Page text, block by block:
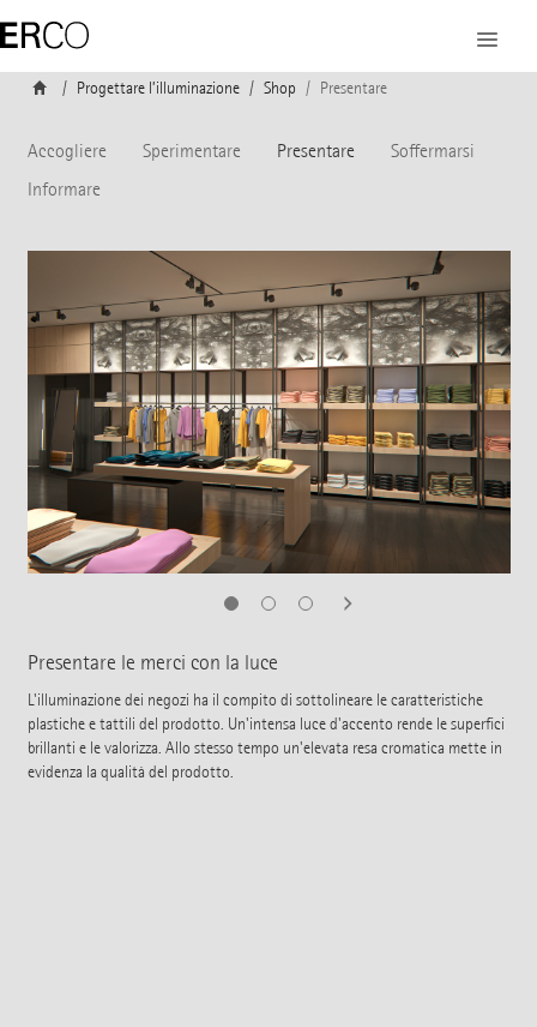
Progettare l’illuminazione Shop Presentare
Accogliere Sperimentare Presentare
Soffermarsi
Informare
Presentare le merci con la luce
L'illuminazione dei negozi ha il compito di sottolineare le caratteristiche
plastiche e tattili del prodotto. Un'intensa luce d'accento rende le superfici
brillanti e le valorizza. Allo stesso tempo un'elevata resa cromatica mette in
evidenza la qualità del prodotto.